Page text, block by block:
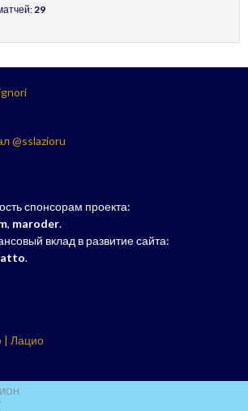
29
@sslazioru
спонсорам проекта:
, maroder.
вклад в развитие сайта:
.
| Лацио